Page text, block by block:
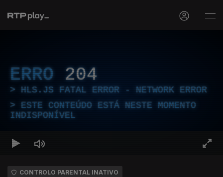
ERRO 204
HLS.JS FATAL ERROR - NETWORK ERROR
ESTE CONTEÚDO ESTÁ NESTE MOMENTO
INDISPONÍVEL
CONTROLO PARENTAL INATIVO